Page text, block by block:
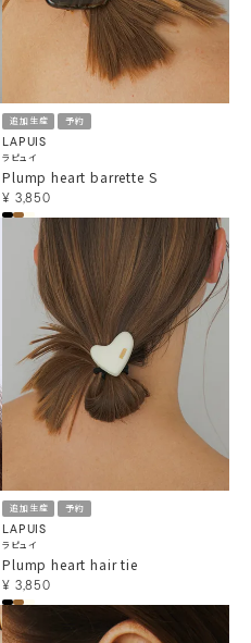
追加生産 予約
LAPUIS
ラピュイ
Plump heart barrette S
¥ 3,850
追加生産 予約
LAPUIS
ラピュイ
Plump heart hair tie
¥ 3,850